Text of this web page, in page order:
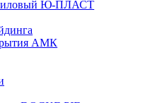
Ю-ПЛАСТ
АМК